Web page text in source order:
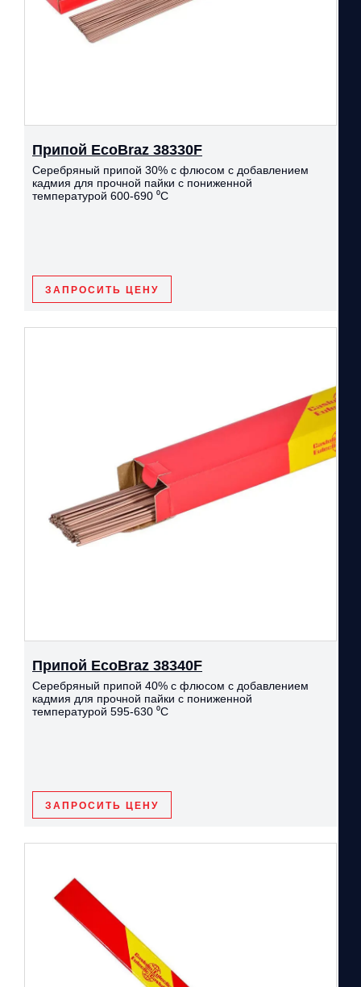
Припой EcoBraz 38330F
Серебряный припой 30% с флюсом с добавлением
кадмия для прочной пайки с пониженной
температурой 600-690 ⁰С
ЗАПРОСИТЬ ЦЕНУ
Припой EcoBraz 38340F
Серебряный припой 40% с флюсом с добавлением
кадмия для прочной пайки с пониженной
температурой 595-630 ⁰С
ЗАПРОСИТЬ ЦЕНУ